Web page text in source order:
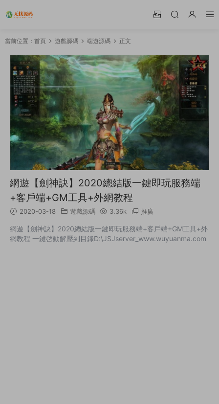
當前位置： 首頁 遊戲源碼 端遊源碼 正文
網遊【劍神訣】2020總結版一鍵即玩服務端
+客戶端+GM工具+外網教程
2020-03-18 遊戲源碼 3.36k 推廣
網遊【劍神訣】2020總結版一鍵即玩服務端+客戶端+GM工具+外
網教程 一鍵啓動解壓到目錄D:\JSJserver_www.wuyuanma.com